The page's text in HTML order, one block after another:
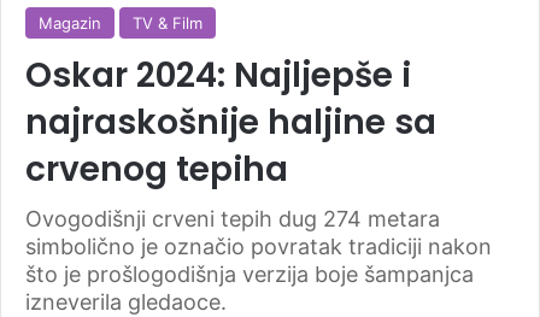
Magazin TV & Film
Oskar 2024: Najljepše i
najraskošnije haljine sa
crvenog tepiha
Ovogodišnji crveni tepih dug 274 metara
simbolično je označio povratak tradiciji nakon
što je prošlogodišnja verzija boje šampanjca
izneverila gledaoce.